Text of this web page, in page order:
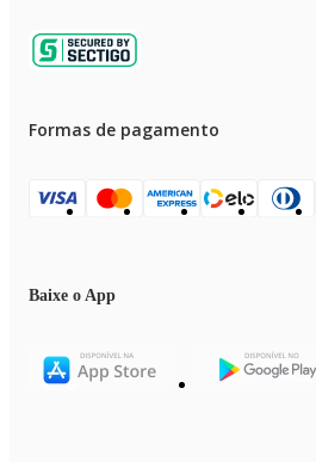
Formas de pagamento
Baixe o App